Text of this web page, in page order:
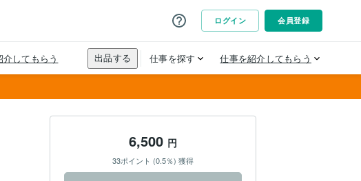
6,500 円
33ポイント (0.5％) 獲得